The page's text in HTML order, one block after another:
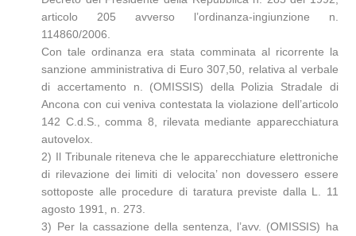
articolo 205 avverso l’ordinanza-ingiunzione n.
114860/2006.
Con tale ordinanza era stata comminata al ricorrente la
sanzione amministrativa di Euro 307,50, relativa al verbale
di accertamento n. (OMISSIS) della Polizia Stradale di
Ancona con cui veniva contestata la violazione dell’articolo
142 C.d.S., comma 8, rilevata mediante apparecchiatura
autovelox.
2) Il Tribunale riteneva che le apparecchiature elettroniche
di rilevazione dei limiti di velocita’ non dovessero essere
sottoposte alle procedure di taratura previste dalla L. 11
agosto 1991, n. 273.
3) Per la cassazione della sentenza, l’avv. (OMISSIS) ha